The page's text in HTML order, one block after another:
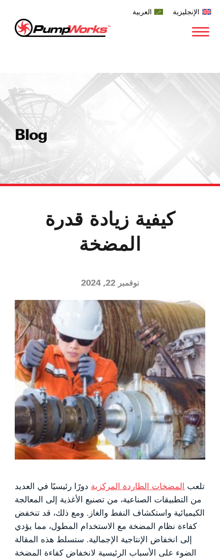
الإنجليزية العربية
Blog
كيفية زيادة قدرة
المضخة
نوفمبر 22, 2024
تلعب المضخات الطاردة المركزية دورًا رئيسيًا في العديد
من التطبيقات الصناعية، من تصنيع الأغذية إلى المعالجة
الكيميائية واستكشاف النفط والغاز. ومع ذلك، قد تنخفض
كفاءة نظام المضخة مع الاستخدام المطول، مما يؤدي
إلى انخفاض الإنتاجية الإجمالية. ستسلط هذه المقالة
الضوء على الأسباب الرئيسية لانخفاض كفاءة المضخة